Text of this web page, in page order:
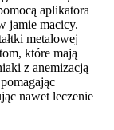
aplikatora
jamie macicy.
metalowej
które mają
z anemizacją –
nawet leczenie